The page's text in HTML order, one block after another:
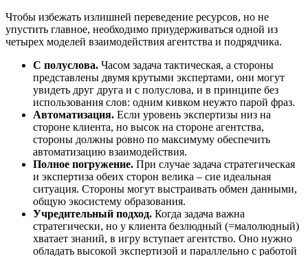
Чтобы избежать излишней переведение ресурсов, но не
упустить главное, необходимо приудерживаться одной из
четырех моделей взаимодействия агентства и подрядчика.
С полуслова. Часом задача тактическая, а стороны
представлены двумя крутыми экспертами, они могут
увидеть друг друга и с полуслова, и в принципе без
использования слов: одним кивком неужто парой фраз.
Автоматизация. Если уровень экспертизы низ на
стороне клиента, но высок на стороне агентства,
стороны должны ровно по максимуму обеспечить
автоматизацию взаимодействия.
Полное погружение. При случае задача стратегическая
и экспертиза обеих сторон велика – сие идеальная
ситуация. Стороны могут выстраивать обмен данными,
общую экосистему образования.
Учредительный подход. Когда задача важна
стратегически, но у клиента безлюдный (=малолюдный)
хватает знаний, в игру вступает агентство. Оно нужно
обладать высокой экспертизой и параллельно с работой